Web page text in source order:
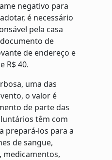
negativo para
é necessário
pela casa
de
de endereço e
R$ 40.
uma das
o valor é
de parte das
têm com
prepará-los para a
de sangue,
medicamentos,